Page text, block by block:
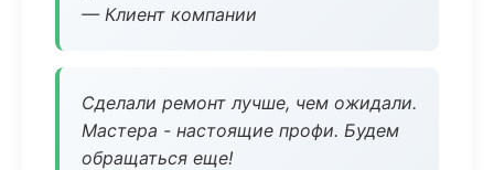
— Клиент компании
Сделали ремонт лучше, чем ожидали.
Мастера - настоящие профи. Будем
обращаться еще!